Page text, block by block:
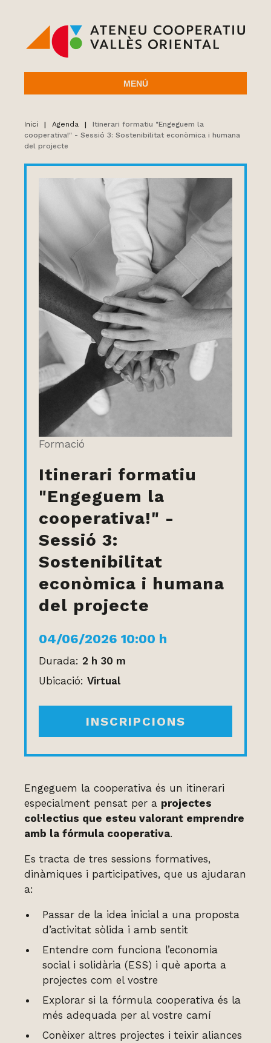
MENÚ
Inici | Agenda |
Itinerari formatiu "Engeguem la
cooperativa!" - Sessió 3: Sostenibilitat econòmica i humana
del projecte
Formació
Itinerari formatiu
"Engeguem la
cooperativa!" -
Sessió 3:
Sostenibilitat
econòmica i humana
del projecte
04/06/2026 10:00 h
Durada: 2 h 30 m
Ubicació: Virtual
INSCRIPCIONS
Engeguem la cooperativa és un itinerari
especialment pensat per a projectes
col·lectius que esteu valorant emprendre
amb la fórmula cooperativa.
Es tracta de tres sessions formatives,
dinàmiques i participatives, que us ajudaran
a:
Passar de la idea inicial a una proposta
d’activitat sòlida i amb sentit
Entendre com funciona l’economia
social i solidària (ESS) i què aporta a
projectes com el vostre
Explorar si la fórmula cooperativa és la
més adequada per al vostre camí
Conèixer altres projectes i teixir aliances